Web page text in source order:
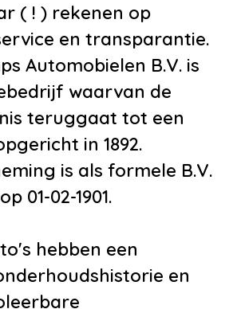
( ! ) rekenen op
en transparantie.
Automobielen B.V. is
waarvan de
teruggaat tot een
in 1892.
is als formele B.V.
01-02-1901.
hebben een
en